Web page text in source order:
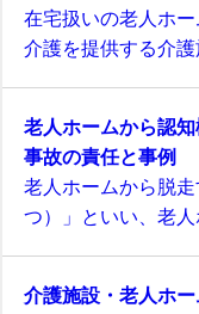
在宅扱いの老人ホ
介護を提供する介護
老人ホームから認
事故の責任と事例
老人ホームから脱
つ）」といい、老人
介護施設・老人ホ